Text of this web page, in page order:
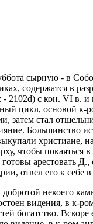
сырную - в
содержатся в
- 2102d) с кон. VI в.
цикл, основой к-
затем стал
Большинство
христиане,
чтобы покаяться
арестовать Д.,
отвел его к себе
некоего
видения, в к-
богатство.